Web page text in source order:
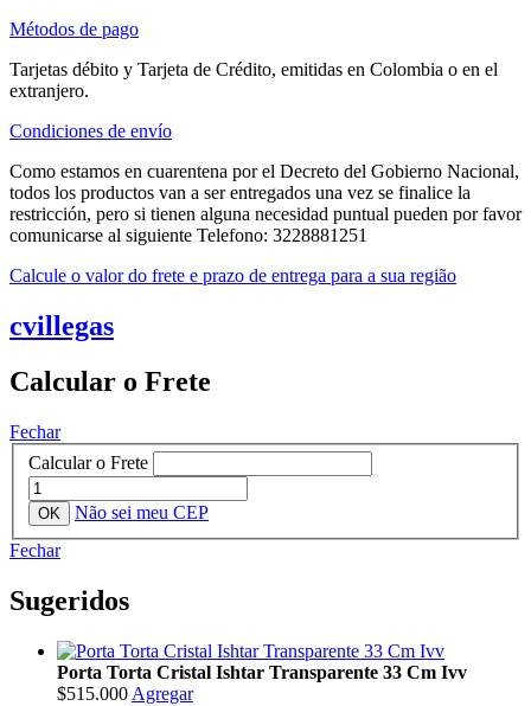
Métodos de pago
Tarjetas débito y Tarjeta de Crédito, emitidas en Colombia o en el
extranjero.
Condiciones de envío
Como estamos en cuarentena por el Decreto del Gobierno Nacional,
todos los productos van a ser entregados una vez se finalice la
restricción, pero si tienen alguna necesidad puntual pueden por favor
comunicarse al siguiente Telefono: 3228881251
Calcule o valor do frete e prazo de entrega para a sua região
cvillegas
Calcular o Frete
Fechar
Calcular o Frete
Não sei meu CEP
Fechar
Sugeridos
Porta Torta Cristal Ishtar Transparente 33 Cm Ivv
$515.000 Agregar